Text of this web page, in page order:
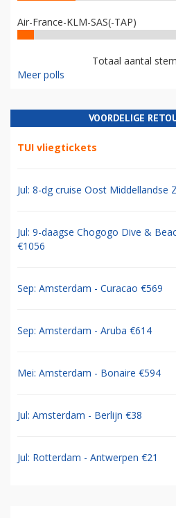
Air-France-KLM-SAS(-TAP)
Totaal aantal
Meer polls
VOORDELIGE
TUI vliegtickets
Jul: 8-dg cruise Oost Middellandse
Jul: 9-daagse Chogogo Dive &
€1056
Sep: Amsterdam - Curacao €569
Sep: Amsterdam - Aruba €614
Mei: Amsterdam - Bonaire €594
Jul: Amsterdam - Berlijn €38
Jul: Rotterdam - Antwerpen €21